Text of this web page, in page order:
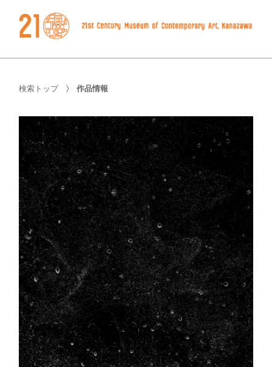
検索トップ 作品情報